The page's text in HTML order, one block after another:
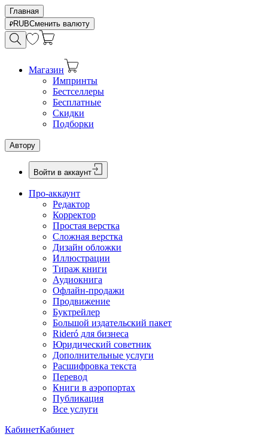
Главная
RUBСменить валюту
Магазин
Импринты
Бестселлеры
Бесплатные
Скидки
Подборки
Автору
Войти в аккаунт
Про-аккаунт
Редактор
Корректор
Простая верстка
Сложная верстка
Дизайн обложки
Иллюстрации
Тираж книги
Аудиокнига
Офлайн-продажи
Продвижение
Буктрейлер
Большой издательский пакет
Rideró для бизнеса
Юридический советник
Дополнительные услуги
Расшифровка текста
Перевод
Книги в аэропортах
Публикация
Все услуги
КабинетКабинет